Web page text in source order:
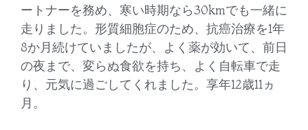
ートナーを務め、寒い時期なら30kmでも一緒に
走りました。形質細胞症のため、抗癌治療を1年
8か月続けていましたが、よく薬が効いて、前日
の夜まで、変らぬ食欲を持ち、よく自転車で走
り、元気に過ごしてくれました。享年12歳11ヵ
月。